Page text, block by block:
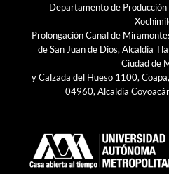
Departamento de Producción
Prolongación Canal de
de San Juan de Dios, Alcaldía
Ciudad de
y Calzada del Hueso 1100,
04960, Alcaldía